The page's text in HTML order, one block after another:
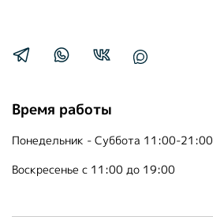
Время работы
Понедельник - Суббота 11:00-21:00
Воскресенье с 11:00 до 19:00